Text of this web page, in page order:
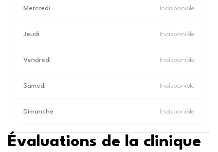
Mercredi Indisponible
Jeudi Indisponible
Vendredi Indisponible
Samedi Indisponible
Dimanche Indisponible
Évaluations de la clinique